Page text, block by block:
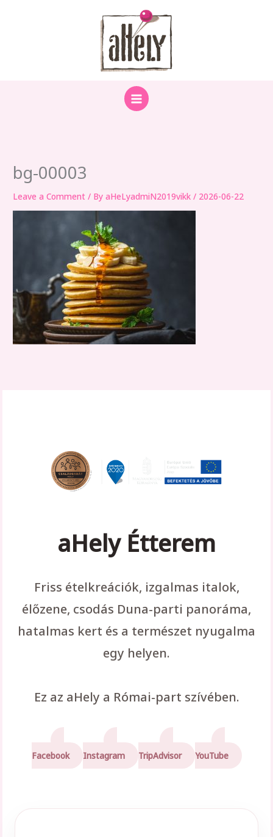
bg-00003
Leave a Comment / ByaHeLyadmiN2019vikk/ 2026-06-22
aHely Étterem
Friss ételkreációk, izgalmas italok,
élőzene, csodás Duna-parti panoráma,
hatalmas kert és a természet nyugalma
egy helyen.
Ez az aHely a Római-part szívében.
Facebook Instagram TripAdvisor YouTube